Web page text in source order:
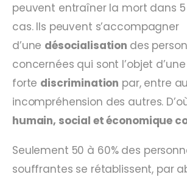
peuvent entraîner la mort dans 5
cas. Ils peuvent s’accompagner
d’une désocialisation des
concernées qui sont l’objet d’une
forte discrimination par, entre
incompréhension des autres.
humain, social et économique
Seulement 50 à 60% des
souffrantes se rétablissent, par